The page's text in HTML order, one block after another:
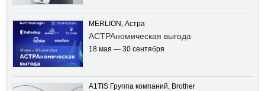
MERLION, Астра
АСТРАномическая выгода
18 мая — 30 сентября
A1TIS Группа компаний, Brother